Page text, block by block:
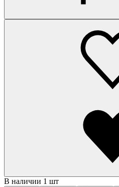
В наличии 1 шт